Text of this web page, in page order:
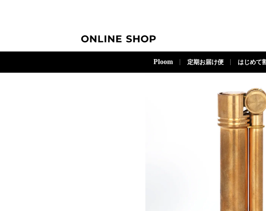
ONLINE SHOP
Ploom 定期お届け便 はじめて